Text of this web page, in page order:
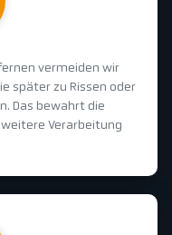
vermeiden wir
später zu Rissen oder
Das bewahrt die
Verarbeitung